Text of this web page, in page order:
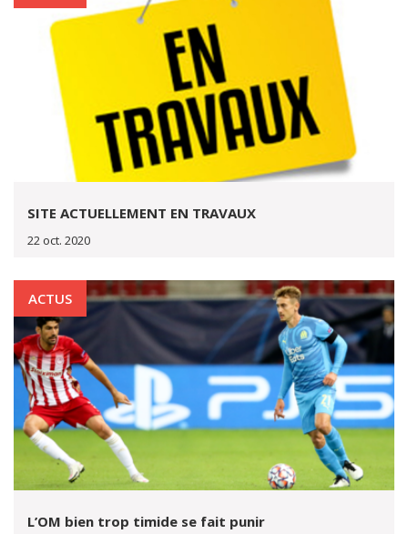
SITE ACTUELLEMENT EN TRAVAUX
22 oct. 2020
ACTUS
L’OM bien trop timide se fait punir